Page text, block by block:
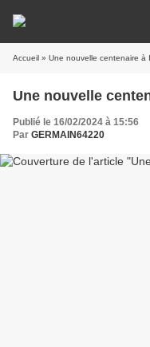
Accueil » Une nouvelle centenaire à
Une nouvelle
Publié le 16/02/2024 à 15:56
Par GERMAIN64220